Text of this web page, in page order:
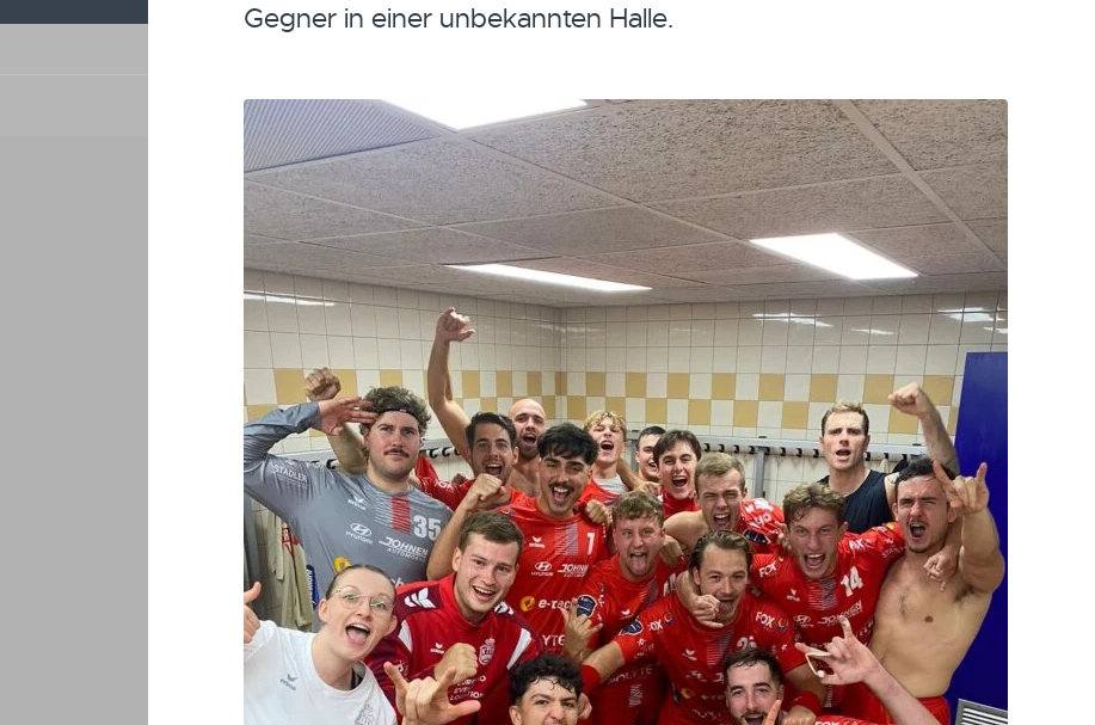
Gegner in einer unbekannten Halle.